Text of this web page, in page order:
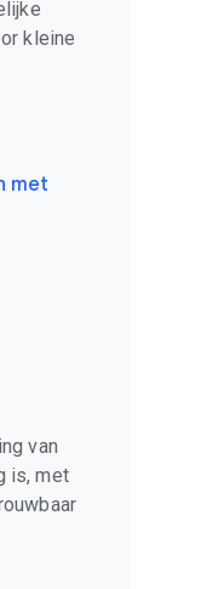
kleine
met
van
is, met